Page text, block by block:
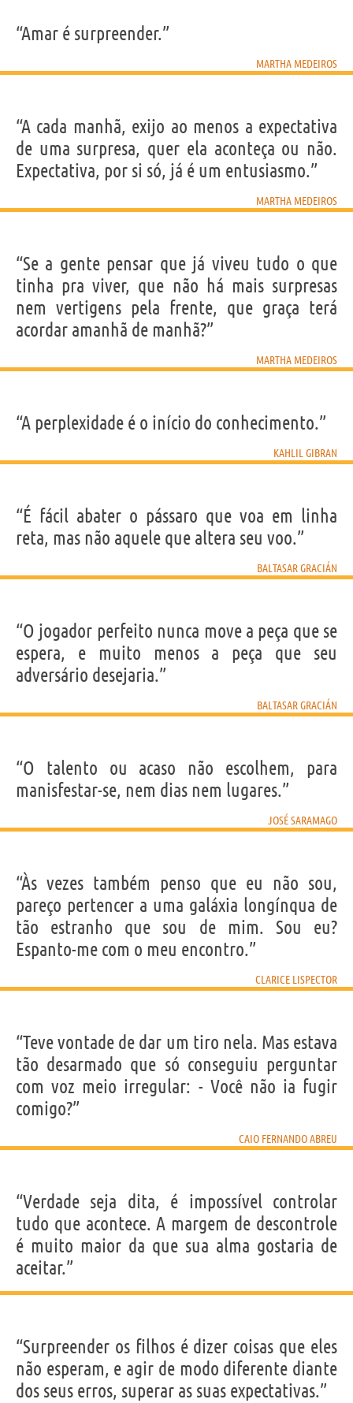
“Amar é surpreender.”
MARTHA MEDEIROS
“A cada manhã, exijo ao menos a expectativa
de uma surpresa, quer ela aconteça ou não.
Expectativa, por si só, já é um entusiasmo.”
MARTHA MEDEIROS
“Se a gente pensar que já viveu tudo o que
tinha pra viver, que não há mais surpresas
nem vertigens pela frente, que graça terá
acordar amanhã de manhã?”
MARTHA MEDEIROS
“A perplexidade é o início do conhecimento.”
KAHLIL GIBRAN
“É fácil abater o pássaro que voa em linha
reta, mas não aquele que altera seu voo.”
BALTASAR GRACIÁN
“O jogador perfeito nunca move a peça que se
espera, e muito menos a peça que seu
adversário desejaria.”
BALTASAR GRACIÁN
“O talento ou acaso não escolhem, para
manisfestar-se, nem dias nem lugares.”
JOSÉ SARAMAGO
“Às vezes também penso que eu não sou,
pareço pertencer a uma galáxia longínqua de
tão estranho que sou de mim. Sou eu?
Espanto-me com o meu encontro.”
CLARICE LISPECTOR
“Teve vontade de dar um tiro nela. Mas estava
tão desarmado que só conseguiu perguntar
com voz meio irregular: - Você não ia fugir
comigo?”
CAIO FERNANDO ABREU
“Verdade seja dita, é impossível controlar
tudo que acontece. A margem de descontrole
é muito maior da que sua alma gostaria de
aceitar.”
“Surpreender os filhos é dizer coisas que eles
não esperam, e agir de modo diferente diante
dos seus erros, superar as suas expectativas.”